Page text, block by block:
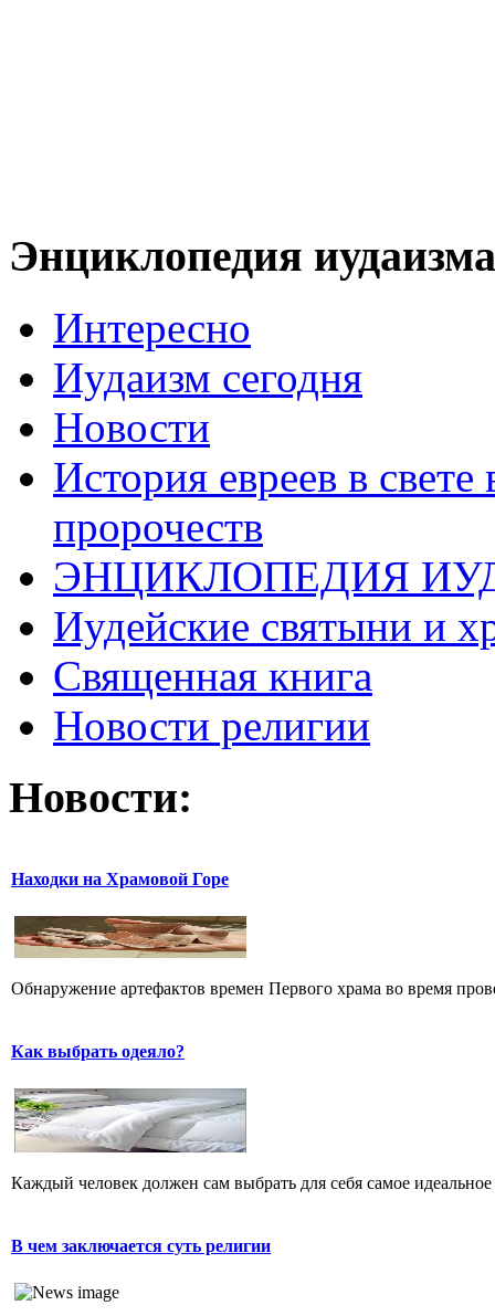
Энциклопедия иудаизма
Интересно
Иудаизм сегодня
Новости
История евреев в
пророчеств
ЭНЦИКЛОПЕДИЯ
Иудейские святыни и
Священная книга
Новости религии
Новости:
Находки на Храмовой Горе
Обнаружение артефактов времен Первого храма во время
Как выбрать одеяло?
Каждый человек должен сам выбрать для себя самое
В чем заключается суть религии